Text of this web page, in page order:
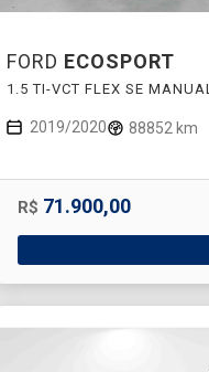
FORD ECOSPORT
1.5 TI-VCT FLEX SE MANUAL
2019/2020 88852 km
R$ 71.900,00